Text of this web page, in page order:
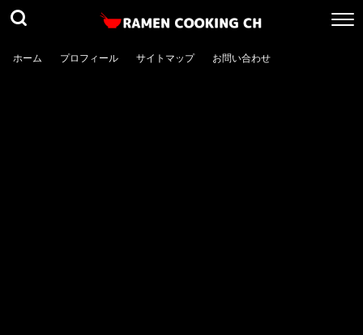
ホーム プロフィール サイトマップ お問い合わせ